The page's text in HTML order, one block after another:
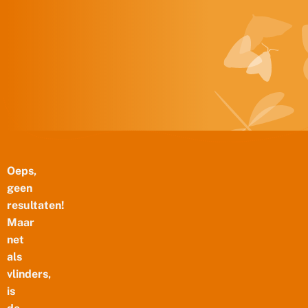
Oeps,
geen
resultaten!
Maar
net
als
vlinders,
is